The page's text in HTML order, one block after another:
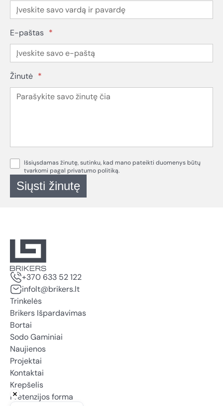
E-paštas *
Žinutė *
Išsiųsdamas žinutę, sutinku, kad mano pateikti duomenys būtų
tvarkomi pagal privatumo politiką.
Siųsti žinutę
+370 633 52 122
infolt@brikers.lt
Trinkelės
Brikers Išpardavimas
Bortai
Sodo Gaminiai
Naujienos
Projektai
Kontaktai
Krepšelis
Pretenzijos forma